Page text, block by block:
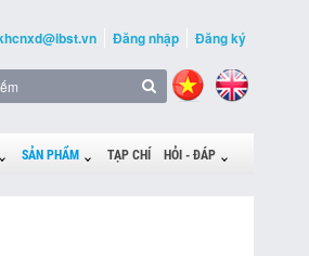
Đăng nhập Đăng ký
SẢN PHẨM TẠP CHÍ HỎI - ĐÁP